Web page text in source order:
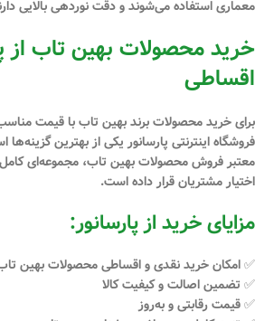
معماری استفاده می‌شوند و دقت نوردهی بالایی
خرید محصولات بهین تاب از
اقساطی
برایخرید محصولات برند بهین تاب با قیمت
فروشگاه اینترنتی پارسانور یکی از بهترین گزینه‌ها
معتبر فروش محصولات بهین تاب، مجموعه‌ای
اختیار مشتریان قرار داده است.
مزایای خرید از پارسانور:
✅ امکانخرید نقدی و اقساطی محصولات بهین
✅ تضمین اصالت و کیفیت کالا
✅ قیمت رقابتی و به‌روز